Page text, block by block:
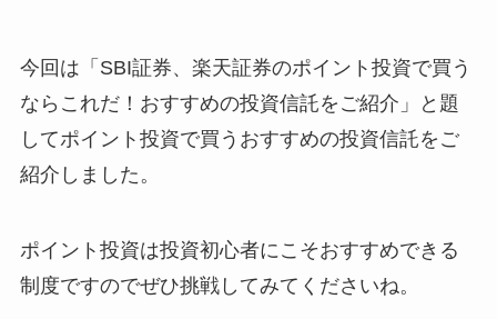
今回は「SBI証券、楽天証券のポイント投資で買う
ならこれだ！おすすめの投資信託をご紹介」と題
してポイント投資で買うおすすめの投資信託をご
紹介しました。
ポイント投資は投資初心者にこそおすすめできる
制度ですのでぜひ挑戦してみてくださいね。